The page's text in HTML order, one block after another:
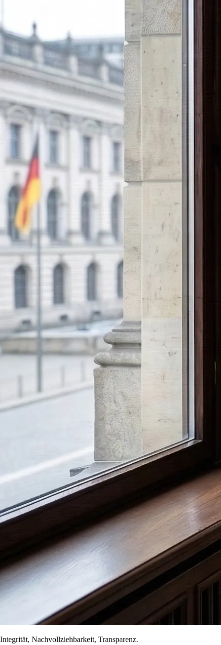
Integrität, Nachvollziehbarkeit, Transparenz.